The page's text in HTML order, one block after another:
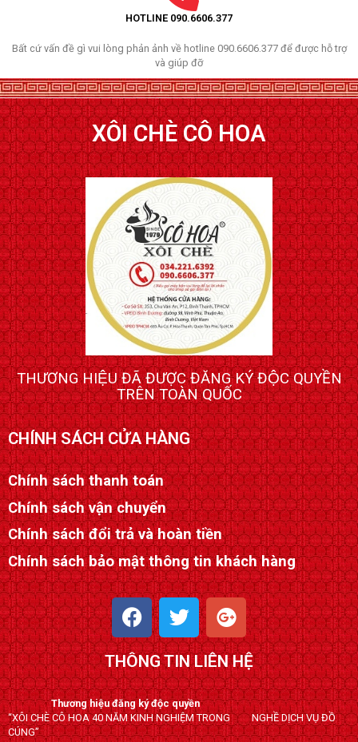
HOTLINE 090.6606.377
Bất cứ vấn đề gì vui lòng phản ảnh về hotline 090.6606.377 để được hỗ trợ
và giúp đỡ
XÔI CHÈ CÔ HOA
THƯƠNG HIỆU ĐÃ ĐƯỢC ĐĂNG KÝ ĐỘC QUYỀN
TRÊN TOÀN QUỐC
CHÍNH SÁCH CỬA HÀNG
Chính sách thanh toán
Chính sách vận chuyển
Chính sách đổi trả và hoàn tiền
Chính sách bảo mật thông tin khách hàng
F
a
c
e
b
o
o
T
w
i
t
t
e
r
G
o
o
g
l
e
-
THÔNG TIN LIÊN HỆ
Thương hiệu đăng ký độc quyền
“XÔI CHÈ CÔ HOA 40 NĂM KINH NGHIỆM TRONG NGHỀ DỊCH VỤ ĐỒ
CÚNG”